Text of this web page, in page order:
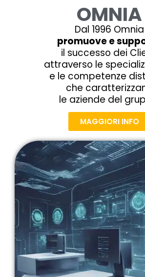
OMNIA
Dal 1996 Omnia
promuove e
il successo dei
attraverso le
e le competenze
che
le aziende del
MAGGIORI INFO